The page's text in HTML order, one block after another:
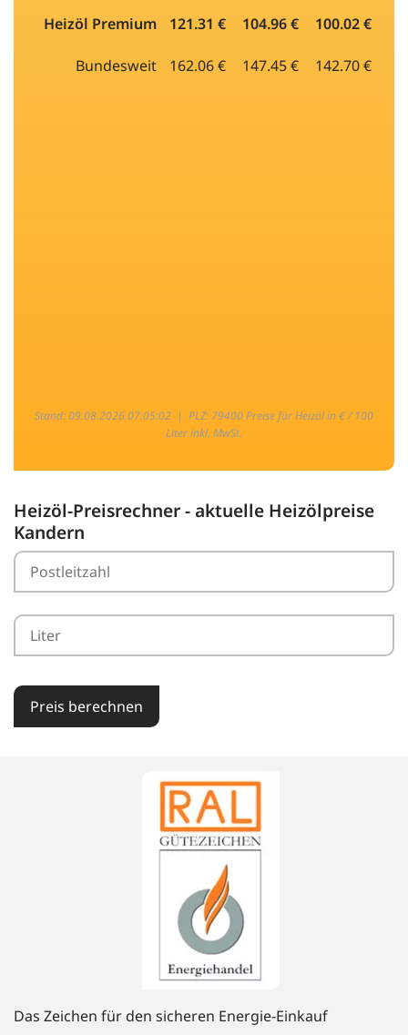
Heizöl Premium 121.31 € 104.96 € 100.02 €
Bundesweit 162.06 € 147.45 € 142.70 €
Stand: 09.08.2026 07:05:02 | PLZ: 79400 Preise für Heizöl in € / 100
Liter inkl. MwSt.
Heizöl-Preisrechner - aktuelle Heizölpreise
Kandern
Preis berechnen
Das Zeichen für den sicheren Energie-Einkauf